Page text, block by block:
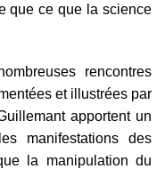
que ce que la science
rencontres
et illustrées par
apportent un
manifestations des
la manipulation du